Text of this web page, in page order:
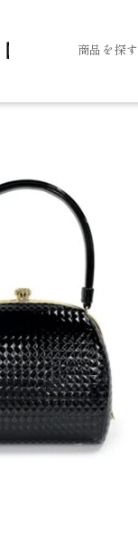
商品を探す
HAKAMA
RENTAL